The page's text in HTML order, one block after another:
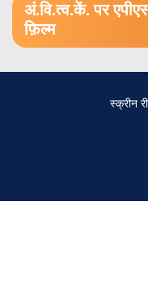
अं.वि.त्व.कें. पर
फ़िल्म
स्क्रीन